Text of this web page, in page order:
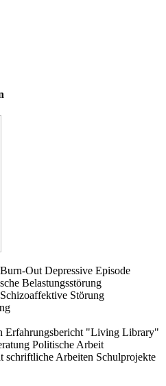
Burn-Out Depressive Episode
Belastungsstörung
Schizoaffektive Störung
Erfahrungsbericht "Living Library"
Politische Arbeit
schriftliche Arbeiten Schulprojekte